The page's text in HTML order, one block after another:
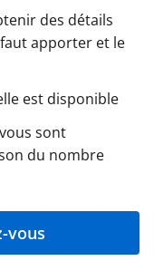
des détails
faut apporter et le
est disponible
sont
du nombre
vous